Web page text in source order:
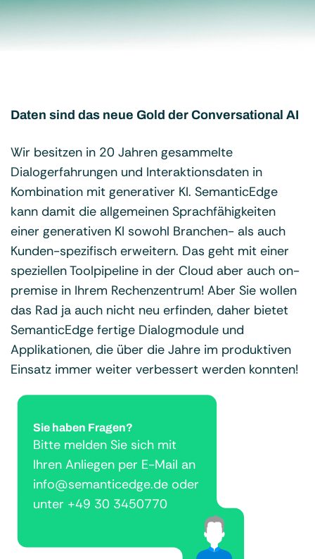
Daten sind das neue Gold der Conversational AI
Wir besitzen in 20 Jahren gesammelte
Dialogerfahrungen und Interaktionsdaten in
Kombination mit generativer KI. SemanticEdge
kann damit die allgemeinen Sprachfähigkeiten
einer generativen KI sowohl Branchen- als auch
Kunden-spezifisch erweitern. Das geht mit einer
speziellen Toolpipeline in der Cloud aber auch on-
premise in Ihrem Rechenzentrum! Aber Sie wollen
das Rad ja auch nicht neu erfinden, daher bietet
SemanticEdge fertige Dialogmodule und
Applikationen, die über die Jahre im produktiven
Einsatz immer weiter verbessert werden konnten!
Sie haben Fragen?
Bitte melden Sie sich mit
Ihren Anliegen per E-Mail an
info@semanticedge.de oder
unter +49 30 3450770